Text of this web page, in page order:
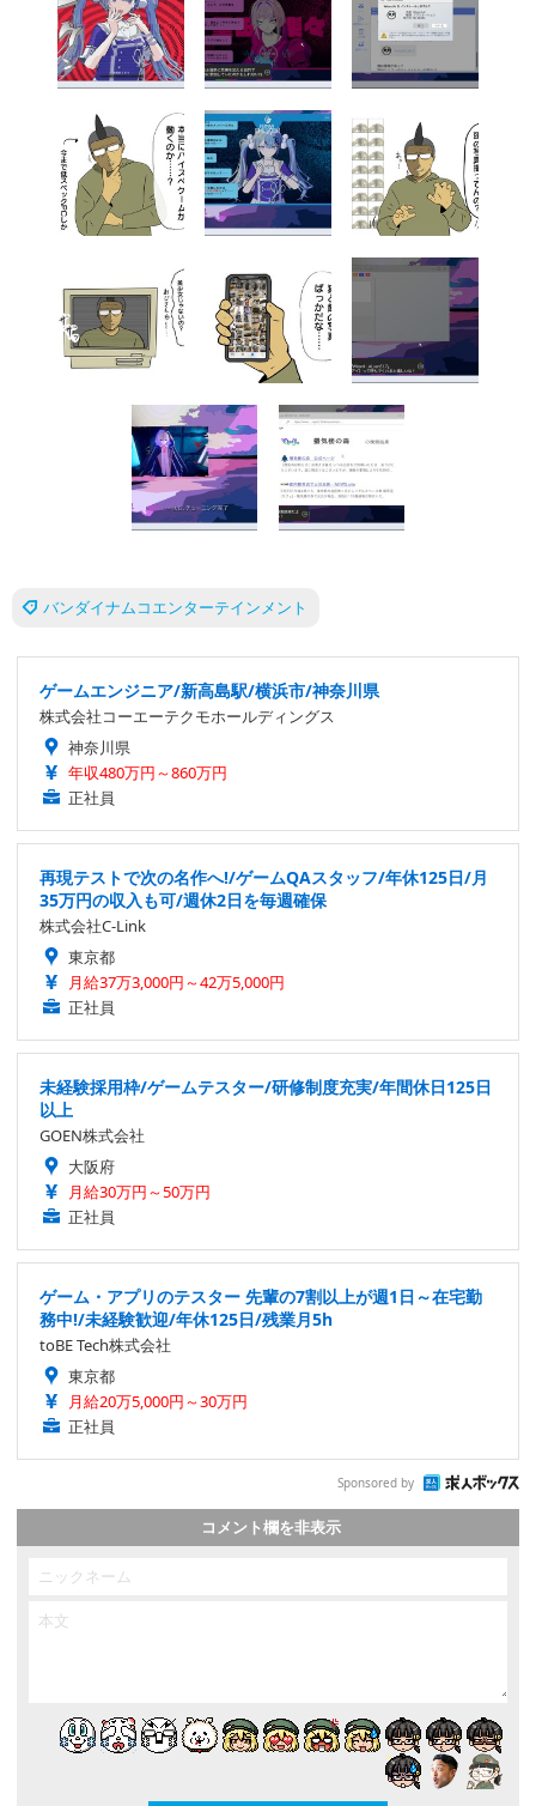
バンダイナムコエンターテインメント
ゲームエンジニア/新高島駅/横浜市/神奈川県
株式会社コーエーテクモホールディングス
神奈川県
年収480万円～860万円
正社員
再現テストで次の名作へ!/ゲームQAスタッフ/年休125日/月
35万円の収入も可/週休2日を毎週確保
株式会社C-Link
東京都
月給37万3,000円～42万5,000円
正社員
未経験採用枠/ゲームテスター/研修制度充実/年間休日125日
以上
GOEN株式会社
大阪府
月給30万円～50万円
正社員
ゲーム・アプリのテスター 先輩の7割以上が週1日～在宅勤
務中!/未経験歓迎/年休125日/残業月5h
toBE Tech株式会社
東京都
月給20万5,000円～30万円
正社員
Sponsored by
コメント欄を非表示